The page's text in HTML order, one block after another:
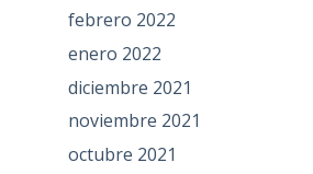
febrero 2022
enero 2022
diciembre 2021
noviembre 2021
octubre 2021